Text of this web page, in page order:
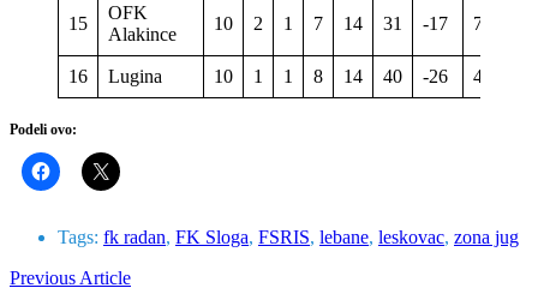
15
OFK
Alakince
10 2 1 7 14 31 -17 7
16 Lugina 10 1 1 8 14 40 -26 4
Podeli ovo:
Tags: fk radan, FK Sloga, FSRIS, lebane, leskovac, zona jug
Previous Article